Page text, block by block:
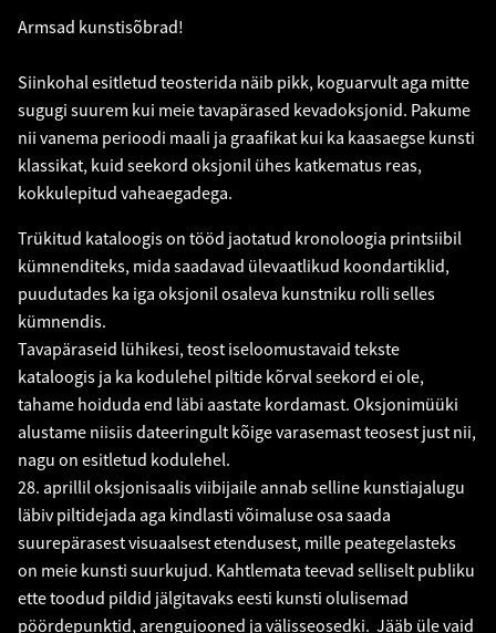
Armsad kunstisõbrad!
Siinkohal esitletud teosterida näib pikk, koguarvult aga mitte
sugugi suurem kui meie tavapärased kevadoksjonid. Pakume
nii vanema perioodi maali ja graafikat kui ka kaasaegse kunsti
klassikat, kuid seekord oksjonil ühes katkematus reas,
kokkulepitud vaheaegadega.
Trükitud kataloogis on tööd jaotatud kronoloogia printsiibil
kümnenditeks, mida saadavad ülevaatlikud koondartiklid,
puudutades ka iga oksjonil osaleva kunstniku rolli selles
kümnendis.
Tavapäraseid lühikesi, teost iseloomustavaid tekste
kataloogis ja ka kodulehel piltide kõrval seekord ei ole,
tahame hoiduda end läbi aastate kordamast. Oksjonimüüki
alustame niisiis dateeringult kõige varasemast teosest just nii,
nagu on esitletud kodulehel.
28. aprillil oksjonisaalis viibijaile annab selline kunstiajalugu
läbiv piltidejada aga kindlasti võimaluse osa saada
suurepärasest visuaalsest etendusest, mille peategelasteks
on meie kunsti suurkujud. Kahtlemata teevad selliselt publiku
ette toodud pildid jälgitavaks eesti kunsti olulisemad
pöördepunktid, arengujooned ja välisseosedki. Jääb üle vaid